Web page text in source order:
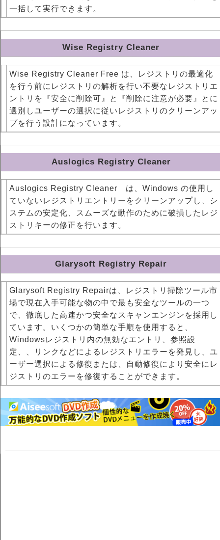
一括して実行できます。
Wise Registry Cleaner
Wise Registry Cleaner Free は、レジストリの最適化
を行う前にレジストリの解析を行い不要なレジストリエ
ントリを『安全に削除可』と『削除に注意が必要』とに
選別しユーザーの選択に従いレジストリのクリーンアッ
プを行う設計になっています。
Auslogics Registry Cleaner
Auslogics Registry Cleaner は、Windows の使用し
ていないレジストリエントリーをクリーンアップし、シ
ステムの安定化、スムーズな動作のために破損したレジ
ストリキーの修正を行います。
Glarysoft Registry Repair
Glarysoft Registry Repairは、レジストリ掃除ツール市
場で現在入手可能な物の中で最も安全なツールの一つ
で、徹底した高速かつ安全なスキャンエンジンを採用し
ています。いくつかの簡単な手順を使用すると、
Windowsレジストリ内の無効なエントリ、参照設
定、、リンクなどによるレジストリエラーを発見し、ユ
ーザー選択による修復または、自動修復により安全にレ
ジストリのエラーを修復することができます。